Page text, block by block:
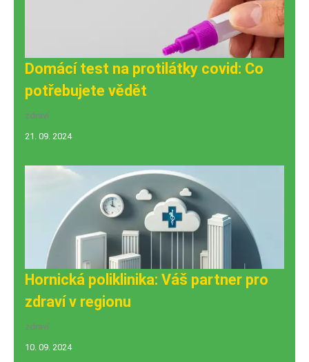
Domácí test na protilátky covid: Co
potřebujete vědět
zdraví
21. 09. 2024
Hornická poliklinika: Váš partner pro
zdraví v regionu
zdraví
10. 09. 2024